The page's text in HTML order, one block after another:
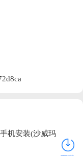
机安装(沙威玛